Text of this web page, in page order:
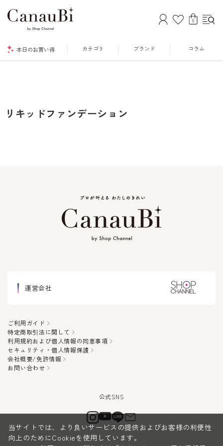
0
本日のお買い得 カテゴリ ブランド コラム
リキッドファンデーション
運営会社
ご利用ガイド
特定商取引法に関して
利用規約および個人情報の同意事項
セキュリティ・個人情報保護
会社概要/免許情報
お問い合わせ
当サイトでは、より良いサービスの提供およびお客様の利便性
向上のためにCookieを使用しています。